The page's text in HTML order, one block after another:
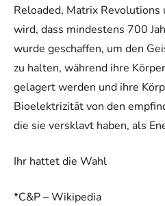
Reloaded, Matrix
wird, dass mindestens 700
wurde geschaffen, um den
zu halten, während ihre
gelagert werden und ihre
Bioelektrizität von den
die sie versklavt haben, als
Ihr hattet die Wahl
*C&P – Wikipedia